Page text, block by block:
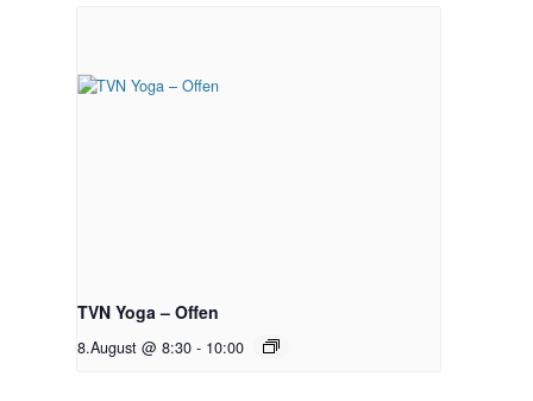
TVN Yoga – Offen
8.August @ 8:30 - 10:00